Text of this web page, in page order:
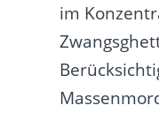
im